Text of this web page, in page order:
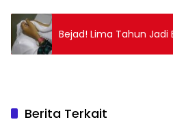
Bejad! Lima Tahun Jadi
Berita Terkait